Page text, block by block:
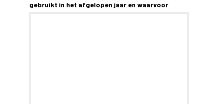
gebruikt in het afgelopen jaar en waarvoor